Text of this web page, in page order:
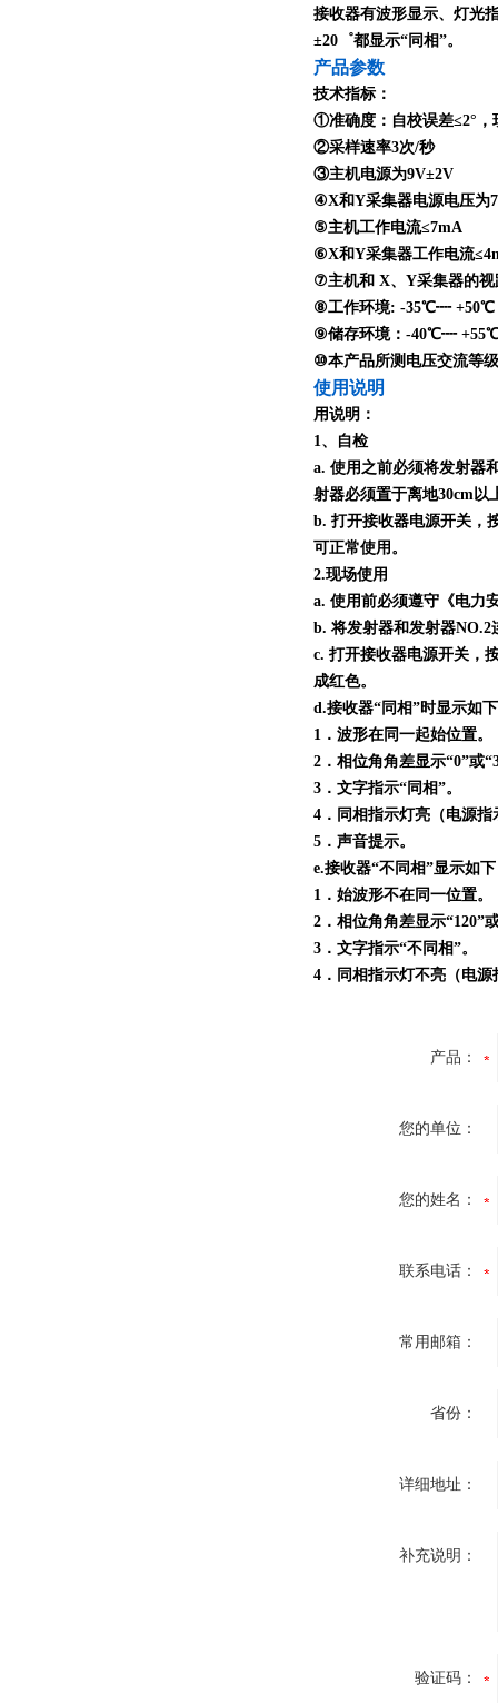
接收器有波形显示、灯光
±20゜都显示“同相”。
产品参数
技术指标：
①准确度：自校误差≤2°，
②采样速率3次/秒
③主机电源为9V±2V
④X和Y采集器电源电压为
⑤主机工作电流≤7mA
⑥X和Y采集器工作电流
⑦主机和 X、Y采集器的视
⑧工作环境: -35℃┉ +50℃
⑨储存环境：-40℃┉
⑩本产品所测电压交流等
使用说明
用说明：
1、自检
a. 使用之前必须将发射器
射器必须置于离地30cm以
b. 打开接收器电源开关，
可正常使用。
2.现场使用
a. 使用前必须遵守《电力
b. 将发射器和发射器
c. 打开接收器电源开关，
成红色。
d.接收器“同相”时显示如
1．波形在同一起始位置。
2．相位角角差显示“0”或
3．文字指示“同相”。
4．同相指示灯亮（电源
5．声音提示。
e.接收器“不同相”显示如
1．始波形不在同一位置。
2．相位角角差显示“120”
3．文字指示“不同相”。
4．同相指示灯不亮（电
产品：
您的单位：
您的姓名：
联系电话：
常用邮箱：
省份：
详细地址：
补充说明：
验证码：